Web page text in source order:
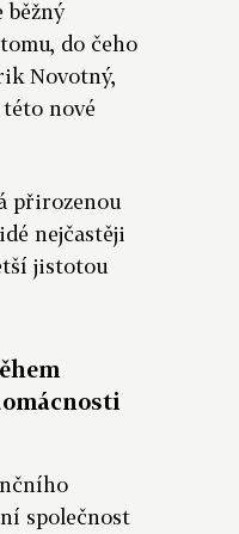
běžný
do čeho
Novotný,
nové
přirozenou
nejčastěji
jistotou
společnost